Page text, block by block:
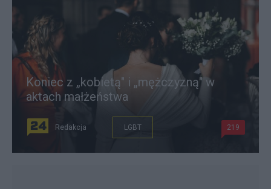
Koniec z „kobietą" i „mężczyzną" w
aktach małżeństwa
Redakcja LGBT 219